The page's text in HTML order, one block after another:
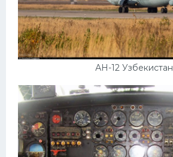
АН-12 Узбекистан